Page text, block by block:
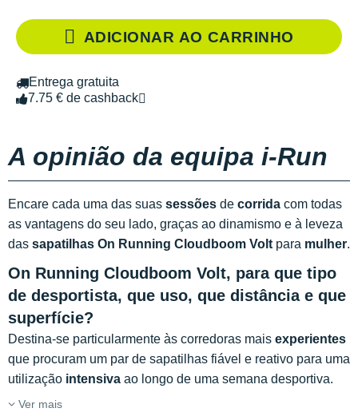
ADICIONAR AO CARRINHO
Entrega gratuita
7.75 € de cashback
A opinião da equipa i-Run
Encare cada uma das suas sessões de corrida com todas
as vantagens do seu lado, graças ao dinamismo e à leveza
das sapatilhas On Running Cloudboom Volt para mulher.
On Running Cloudboom Volt, para que tipo
de desportista, que uso, que distância e que
superfície?
Destina-se particularmente às corredoras mais experientes
que procuram um par de sapatilhas fiável e reativo para uma
utilização intensiva ao longo de uma semana desportiva.
Ver mais